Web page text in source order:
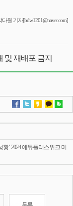
다원 기자[bdw1201@naver.com]
및 재배포 금지
’ 2024 에듀플러스위크 미